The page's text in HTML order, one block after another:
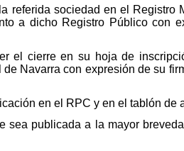
referida sociedad en el Registro
a dicho Registro Público con
el cierre en su hoja de
Navarra con expresión de su
en el RPC y en el tablón de
publicada a la mayor